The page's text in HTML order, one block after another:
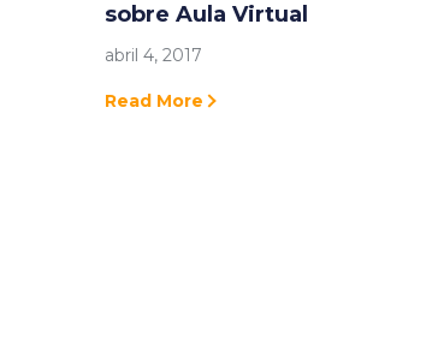
sobre Aula Virtual
abril 4, 2017
Read More